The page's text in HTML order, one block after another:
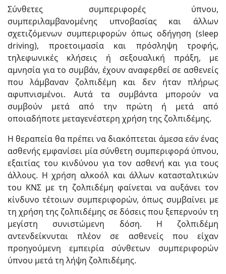
Σύνθετες συμπεριφορές ύπνου,
συμπεριλαμβανομένης υπνοβασίας και άλλων
σχετιζόμενων συμπεριφορών όπως οδήγηση (sleep
driving), προετοιμασία και πρόσληψη τροφής,
τηλεφωνικές κλήσεις ή σεξουαλική πράξη, με
αμνησία για το συμβάν, έχουν αναφερθεί σε ασθενείς
που λάμβαναν ζολπιδέμη και δεν ήταν πλήρως
αφυπνισμένοι. Αυτά τα συμβάντα μπορούν να
συμβούν μετά από την πρώτη ή μετά από
οποιαδήποτε μεταγενέστερη χρήση της ζολπιδέμης.
Η θεραπεία θα πρέπει να διακόπτεται άμεσα εάν ένας
ασθενής εμφανίσει μία σύνθετη συμπεριφορά ύπνου,
εξαιτίας του κινδύνου για τον ασθενή και για τους
άλλους. Η χρήση αλκοόλ και άλλων κατασταλτικών
του ΚΝΣ με τη ζολπιδέμη φαίνεται να αυξάνει τον
κίνδυνο τέτοιων συμπεριφορών, όπως συμβαίνει με
τη χρήση της ζολπιδέμης σε δόσεις που ξεπερνούν τη
μεγίστη συνιστώμενη δόση. Η ζολπιδέμη
αντενδείκνυται πλέον σε ασθενείς που είχαν
προηγούμενη εμπειρία σύνθετων συμπεριφορών
ύπνου μετά τη λήψη ζολπιδέμης.